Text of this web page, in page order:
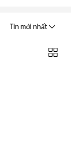
Tin mới nhất